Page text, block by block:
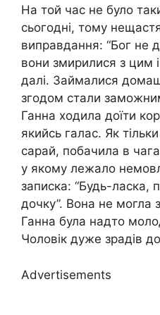
На той час не було
сьогодні, тому
виправдання: “Бог не
вони змирилися з цим
далі. Займалися
згодом стали
Ганна ходила доїти
якийсь галас. Як
сарай, побачила в
у якому лежало
записка: “Будь-ласка,
дочку”. Вона не могла
Ганна була надто
Чоловік дуже зрадів
Advertisements